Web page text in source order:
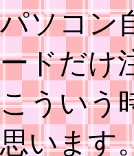
パソコン
ードだけ
こういう
思います